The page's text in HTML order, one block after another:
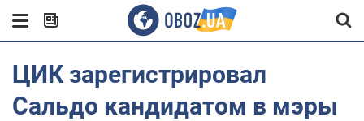
ЦИК зарегистрировал
Сальдо кандидатом в мэры